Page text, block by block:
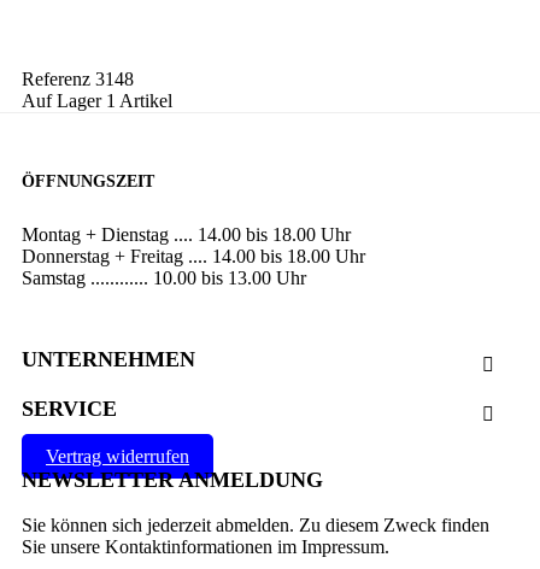
Referenz 3148
Auf Lager 1 Artikel
ÖFFNUNGSZEIT
Montag + Dienstag .... 14.00 bis 18.00 Uhr
Donnerstag + Freitag .... 14.00 bis 18.00 Uhr
Samstag ............ 10.00 bis 13.00 Uhr
UNTERNEHMEN 
SERVICE 
Vertrag widerrufen
NEWSLETTER ANMELDUNG
Sie können sich jederzeit abmelden. Zu diesem Zweck finden
Sie unsere Kontaktinformationen im Impressum.